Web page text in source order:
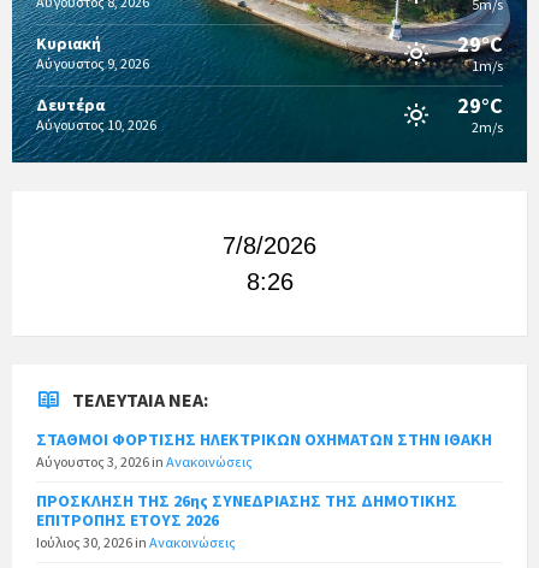
5m/s
Κυριακή
Αύγουστος 9, 2026
29°C
1m/s
Δευτέρα
Αύγουστος 10, 2026
29°C
2m/s
7/8/2026
8:26
ΤΕΛΕΥΤΑΊΑ ΝΈΑ:
ΣΤΑΘΜΟΙ ΦΟΡΤΙΣΗΣ ΗΛΕΚΤΡΙΚΩΝ ΟΧΗΜΑΤΩΝ ΣΤΗΝ ΙΘΑΚΗ
Αύγουστος 3, 2026 in Ανακοινώσεις
ΠΡΟΣΚΛΗΣΗ ΤΗΣ 26ης ΣΥΝΕΔΡΙΑΣΗΣ ΤΗΣ ΔΗΜΟΤΙΚΗΣ
ΕΠΙΤΡΟΠΗΣ ΕΤΟΥΣ 2026
Ιούλιος 30, 2026 in Ανακοινώσεις